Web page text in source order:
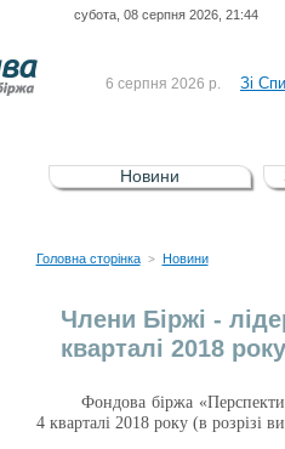
субота, 08 серпня 2026, 21:44
6 серпня 2026 р. Зі
5 серпня 2026 р.
Зі
UA4000232607)
4 серпня 2026 р.
Новини
Головна сторінка > Новини
Члени Біржі -
кварталі 2018 року
Фондова біржа
4 кварталі 2018 року (в розрізі